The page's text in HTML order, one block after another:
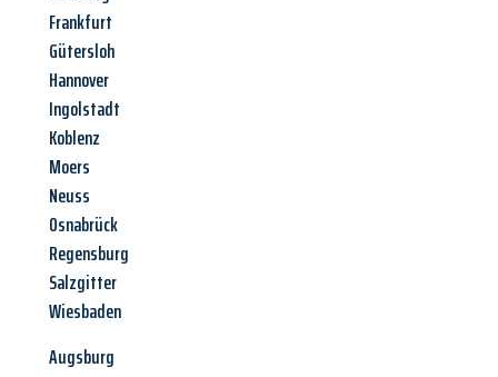
Frankfurt
Gütersloh
Hannover
Ingolstadt
Koblenz
Moers
Neuss
Osnabrück
Regensburg
Salzgitter
Wiesbaden
Augsburg